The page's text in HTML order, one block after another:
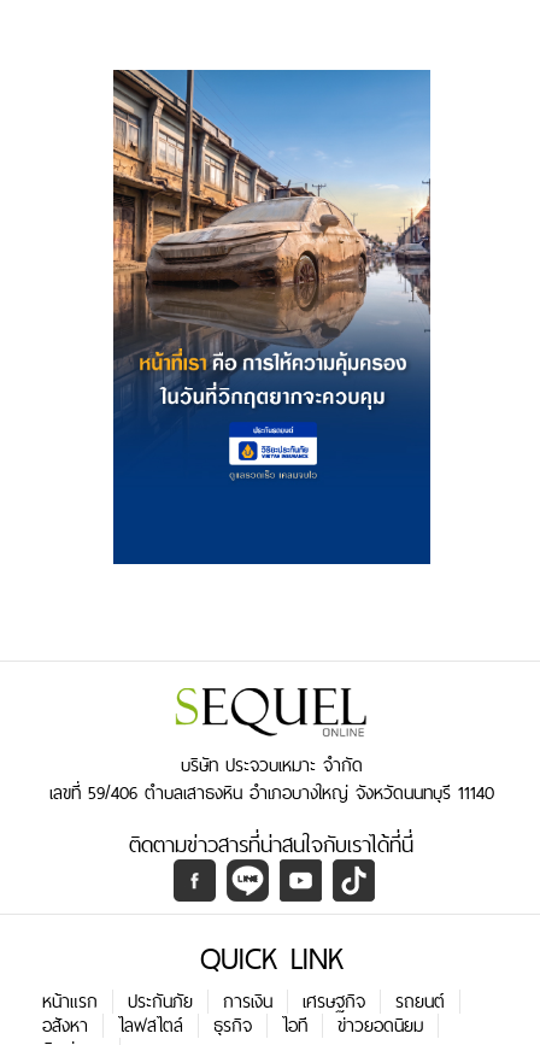
บริษัท ประจวบเหมาะ จำกัด
เลขที่ 59/406 ตำบลเสาธงหิน อำเภอบางใหญ่ จังหวัดนนทบุรี 11140
ติดตามข่าวสารที่น่าสนใจกับเราได้ที่นี่
QUICK LINK
หน้าแรก ประกันภัย การเงิน เศรษฐกิจ
รถยนต์
อสังหา
ไลฟสไตล์ ธุรกิจ ไอที
ข่าวยอดนิยม